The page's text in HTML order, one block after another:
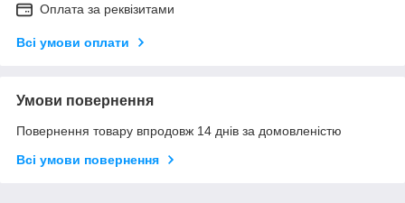
Оплата за реквізитами
Всі умови оплати
Умови повернення
Повернення товару впродовж 14 днів за домовленістю
Всі умови повернення